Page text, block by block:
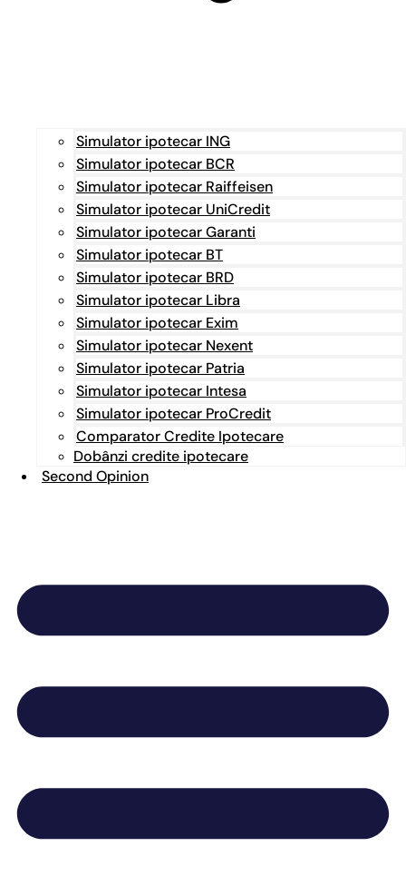
Simulator ipotecar ING
Simulator ipotecar BCR
Simulator ipotecar Raiffeisen
Simulator ipotecar UniCredit
Simulator ipotecar Garanti
Simulator ipotecar BT
Simulator ipotecar BRD
Simulator ipotecar Libra
Simulator ipotecar Exim
Simulator ipotecar Nexent
Simulator ipotecar Patria
Simulator ipotecar Intesa
Simulator ipotecar ProCredit
Comparator Credite Ipotecare
Dobânzi credite ipotecare
Second Opinion